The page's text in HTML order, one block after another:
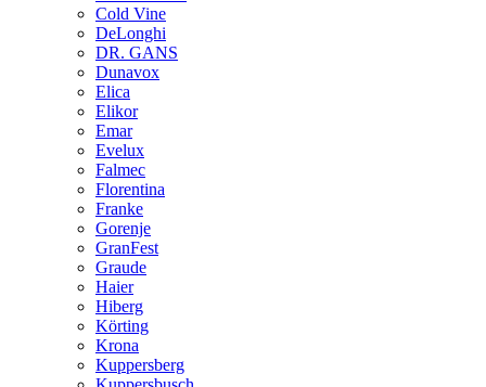
Cold Vine
DeLonghi
DR. GANS
Dunavox
Elica
Elikor
Emar
Evelux
Falmec
Florentina
Franke
Gorenje
GranFest
Graude
Haier
Hiberg
Körting
Krona
Kuppersberg